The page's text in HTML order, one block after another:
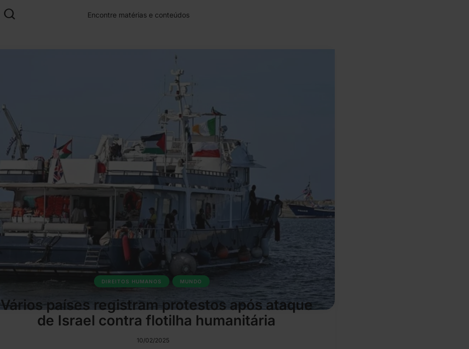
DIREITOS HUMANOS MUNDO
Vários países registram protestos após ataque
de Israel contra flotilha humanitária
10/02/2025